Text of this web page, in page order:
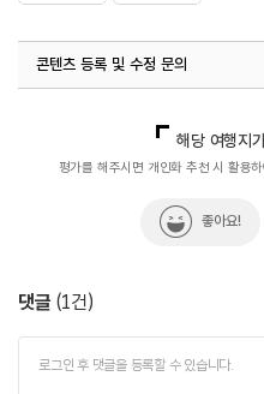
콘텐츠 등록 및 수정 문의
해당 여행지
평가를 해주시면 개인화 추천 시 활용
좋아요!
댓글 (1건)